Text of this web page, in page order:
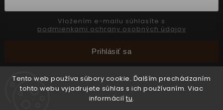
Tento web používa súbory cookie. Ďalším prechádzaním
tohto webu vyjadrujete súhlas s ich používaním. Viac
informácií tu.
podmienkami ochrany osobných údajov
Prihlásiť sa
Copyright 2026INTERMEDIC SK. Všetky práva vyhradené.